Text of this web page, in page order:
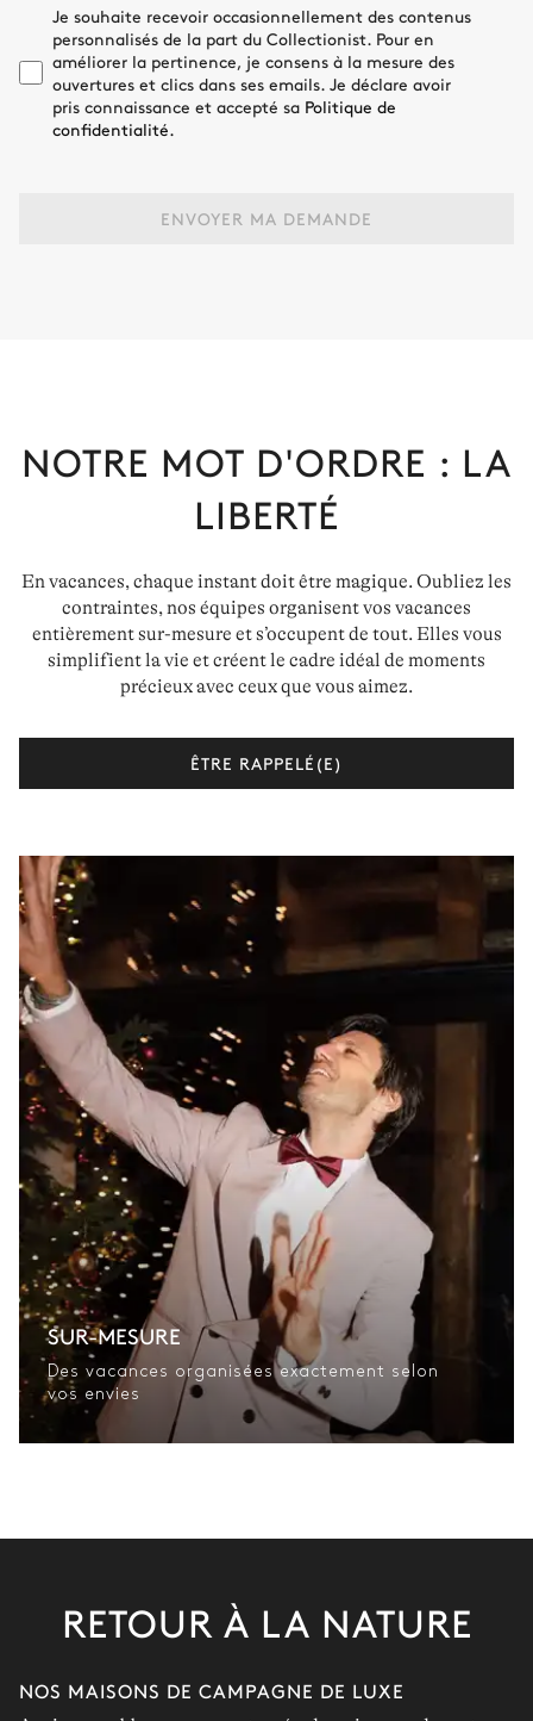
Je souhaite recevoir occasionnellement des contenus
personnalisés de la part du Collectionist. Pour en
améliorer la pertinence, je consens à la mesure des
ouvertures et clics dans ses emails. Je déclare avoir
pris connaissance et accepté sa Politique de
confidentialité.
ENVOYER MA DEMANDE
NOTRE MOT D'ORDRE : LA
LIBERTÉ
En vacances, chaque instant doit être magique. Oubliez les
contraintes, nos équipes organisent vos vacances
entièrement sur-mesure et s’occupent de tout. Elles vous
simplifient la vie et créent le cadre idéal de moments
précieux avec ceux que vous aimez.
ÊTRE RAPPELÉ(E)
SUR-MESURE
Des vacances organisées exactement selon
vos envies
RETOUR À LA NATURE
NOS MAISONS DE CAMPAGNE DE LUXE